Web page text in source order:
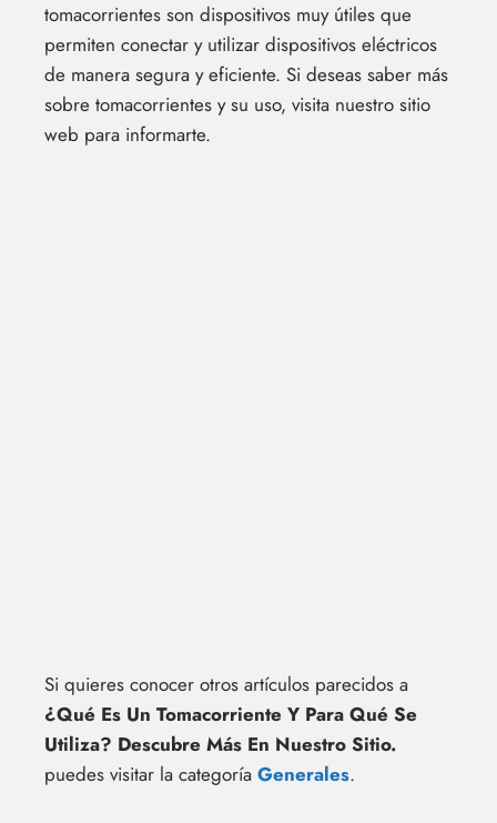
tomacorrientes son dispositivos muy útiles que
permiten conectar y utilizar dispositivos eléctricos
de manera segura y eficiente. Si deseas saber más
sobre tomacorrientes y su uso, visita nuestro sitio
web para informarte.
Si quieres conocer otros artículos parecidos a
¿Qué Es Un Tomacorriente Y Para Qué Se
Utiliza? Descubre Más En Nuestro Sitio.
puedes visitar la categoría Generales.